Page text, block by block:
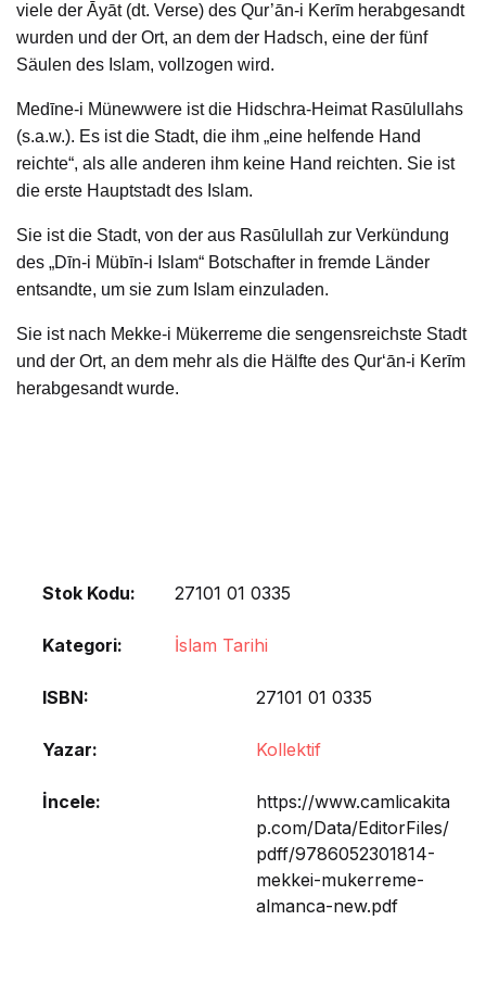
viele der Āyāt (dt. Verse) des Qur’ān-i Kerīm herabgesandt
wurden und der Ort, an dem der Hadsch, eine der fünf
Säulen des Islam, vollzogen wird.
Medīne-i Münewwere ist die Hidschra-Heimat Rasūlullahs
(s.a.w.). Es ist die Stadt, die ihm „eine helfende Hand
reichte“, als alle anderen ihm keine Hand reichten. Sie ist
die erste Hauptstadt des Islam.
Sie ist die Stadt, von der aus Rasūlullah zur Verkündung
des „Dīn‑i Mübīn‑i Islam“ Botschafter in fremde Länder
entsandte, um sie zum Islam einzuladen.
Sie ist nach Mekke-i Mükerreme die sengensreichste Stadt
und der Ort, an dem mehr als die Hälfte des Qur‘ān-i Kerīm
herabgesandt wurde.
Stok Kodu: 27101 01 0335
Kategori: İslam Tarihi
ISBN 27101 01 0335
Yazar Kollektif
İncele
https://www.camlicakita
p.com/Data/EditorFiles/
pdff/9786052301814-
mekkei-mukerreme-
almanca-new.pdf